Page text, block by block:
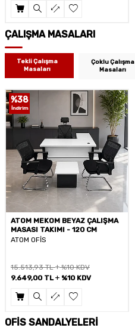
ÇALIŞMA MASALARI
Tekli Çalışma
Masaları
Çoklu Çalışma
Masaları
%37
İndirim
ATOM MEKOM BEYAZ ÇALIŞMA
MASASI TAKIMI - 140 CM
ATOM OFİS
15.781,43TL %10 KDV
9.899,00TL %10 KDV
OFİS SANDALYELERİ